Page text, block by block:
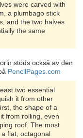
were carved with
a plumbago stick
and the two halves
the same
stöds också av den
PencilPages.com
two essential
it from other
the shape of a
from rolling, even
roof. The most
flat, octagonal